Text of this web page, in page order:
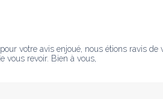
votre avis enjoué, nous étions ravis
vous revoir. Bien à vous,